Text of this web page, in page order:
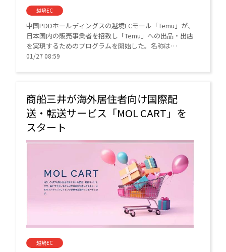
越境EC
中国PDDホールディングスの越境ECモール「Temu」が、
日本国内の販売事業者を招致し「Temu」への出品・出店
を実現するためのプログラムを開始した。名称は
「Local-to-Local」で、招待制を採用している。
01/27 08:59
商船三井が海外居住者向け国際配
送・転送サービス「MOL CART」を
スタート
越境EC